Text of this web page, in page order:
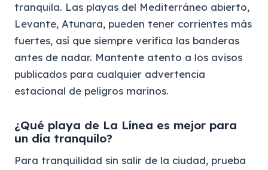
tranquila. Las playas del Mediterráneo abierto,
Levante, Atunara, pueden tener corrientes más
fuertes, así que siempre verifica las banderas
antes de nadar. Mantente atento a los avisos
publicados para cualquier advertencia
estacional de peligros marinos.
¿Qué playa de La Línea es mejor para
un día tranquilo?
Para tranquilidad sin salir de la ciudad, prueba